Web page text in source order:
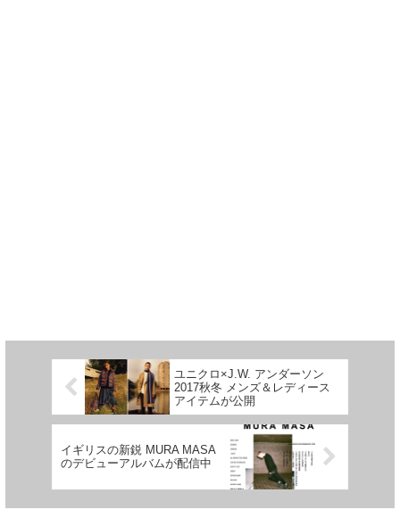
ユニクロ×J.W. アンダーソン
2017秋冬 メンズ＆レディース
アイテムが公開
イギリスの新鋭 MURA MASA
のデビューアルバムが配信中